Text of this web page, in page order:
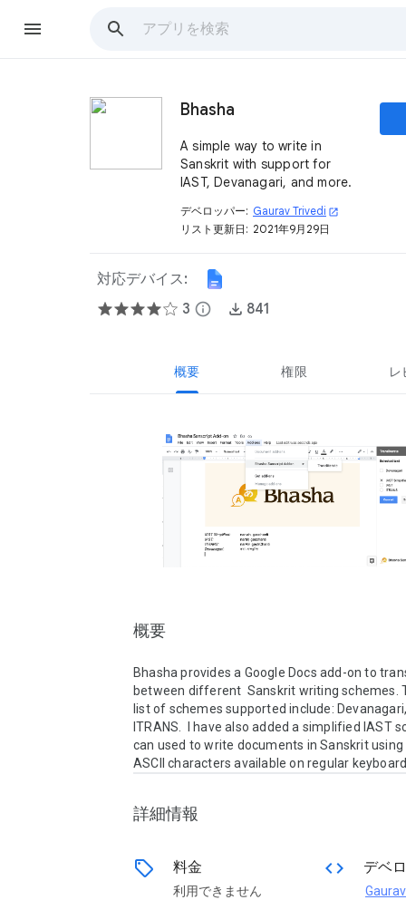
Bhasha
A simple way to write in
Sanskrit with support for
IAST, Devanagari, and more.
デベロッパー: Gaurav Trivedi open_in_new
リスト更新日: 2021年9月29日
対応デバイス:
3 info 841
概要 権限 レ
概要
Bhasha provides a Google Docs add-on to
between different  Sanskrit writing schemes.
list of schemes supported include:
ITRANS.  I have also added a simplified IAST
can used to write documents in Sanskrit
ASCII characters available on regular
詳細情報
sell 料金
利用できません
code デベ